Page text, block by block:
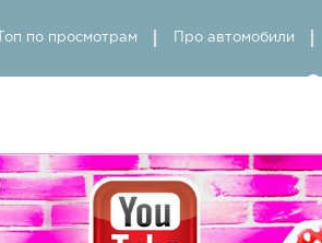
Топ по просмотрам Про автомобили